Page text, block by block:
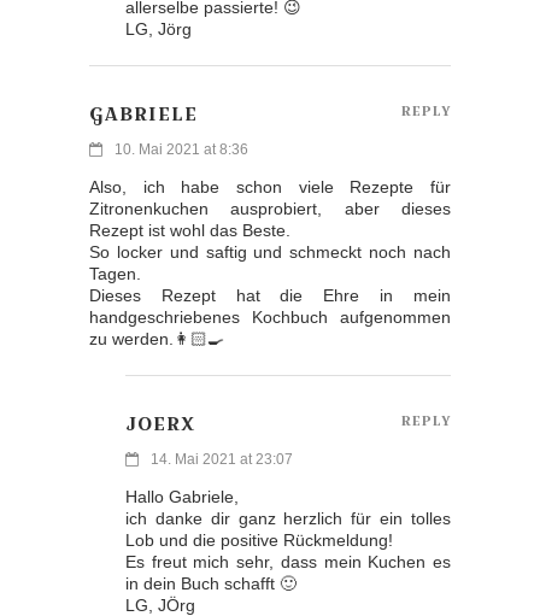
allerselbe passierte! 😉
LG, Jörg
GABRIELE
10. Mai 2021 at 8:36
Also, ich habe schon viele Rezepte für
Zitronenkuchen ausprobiert, aber dieses
Rezept ist wohl das Beste.
So locker und saftig und schmeckt noch nach
Tagen.
Dieses Rezept hat die Ehre in mein
handgeschriebenes Kochbuch aufgenommen
zu werden.👩🏻‍🍳
REPLY
JOERX
14. Mai 2021 at 23:07
Hallo Gabriele,
ich danke dir ganz herzlich für ein tolles
Lob und die positive Rückmeldung!
Es freut mich sehr, dass mein Kuchen es
in dein Buch schafft 🙂
LG, JÖrg
REPLY